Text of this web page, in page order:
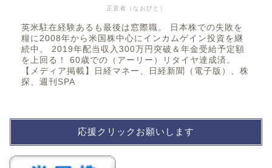
正直者（なおびと）
英米駐在経験あるも最後は窓際職。 日本株での失敗を
糧に2008年から米国株中心にインカムゲイン投資を継
続中。 2019年配当収入300万円突破＆年金受給予定額
を上回る！ 60歳での（アーリー）リタイヤ達成済。
【メディア掲載】日経マネー、日経新聞（電子版）、株
探、週刊SPA
応援クリックお願いします